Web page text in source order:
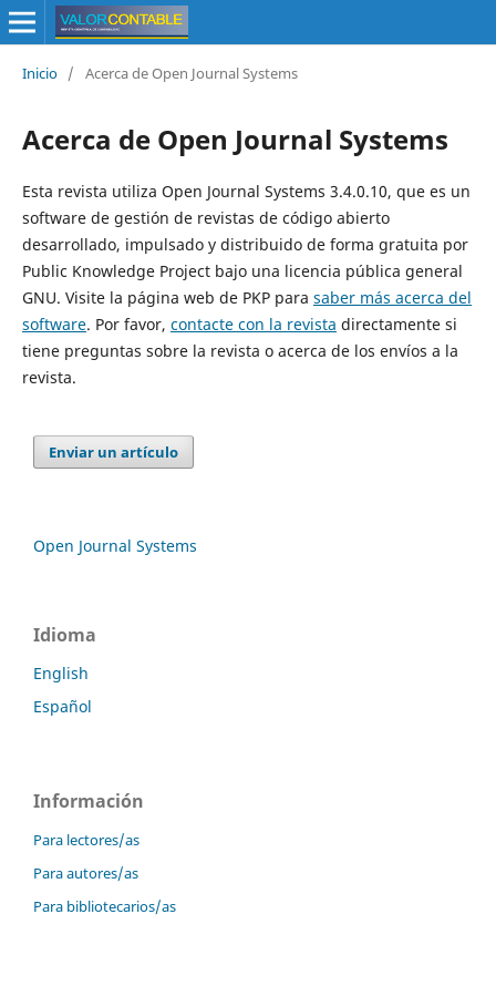
Inicio / Acerca de Open Journal Systems
Acerca de Open Journal Systems
Esta revista utiliza Open Journal Systems 3.4.0.10, que es un
software de gestión de revistas de código abierto
desarrollado, impulsado y distribuido de forma gratuita por
Public Knowledge Project bajo una licencia pública general
GNU. Visite la página web de PKP para saber más acerca del
software. Por favor, contacte con la revista directamente si
tiene preguntas sobre la revista o acerca de los envíos a la
revista.
Enviar un artículo
Open Journal Systems
Idioma
English
Español
Información
Para lectores/as
Para autores/as
Para bibliotecarios/as